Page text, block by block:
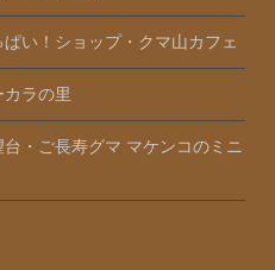
い！ショップ・クマ山カフェ
ラの里
・ご長寿グマ マケンコのミニ